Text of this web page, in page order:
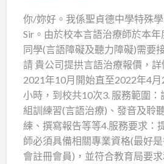
你/妳好。我係聖貞德中學特殊
Sir。由於校本言語治療師於本
同學(言語障礙及聽力障礙)需要
請 貴公司提拱言語治療報價，
2021年10月開始直至2022年4
小時，到校共10次3. 服務範圍
組訓練習(言語治療)、發音及聆
練、撰寫報告等等4.服務要求：
師必須具備相關專業資格(最好
會註冊會員)，並符合教育局要